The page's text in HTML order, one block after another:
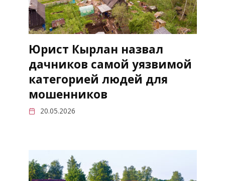
Юрист Кырлан назвал
дачников самой уязвимой
категорией людей для
мошенников
20.05.2026